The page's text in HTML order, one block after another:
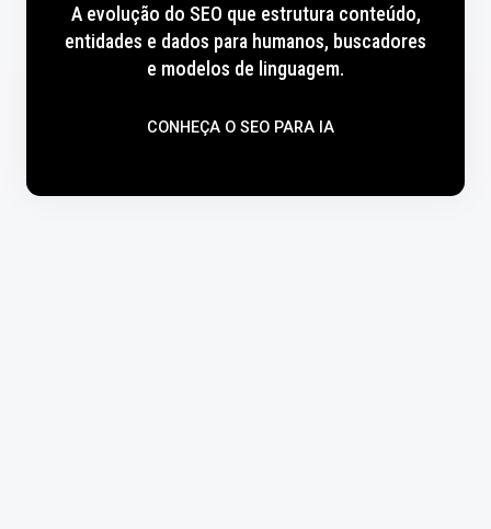
A evolução do SEO que estrutura conteúdo,
entidades e dados para humanos, buscadores
e modelos de linguagem.
CONHEÇA O SEO PARA IA